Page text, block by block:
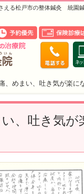
える松戸市の整体鍼灸 統園
、めまい、吐き気が楽に
、吐き気が